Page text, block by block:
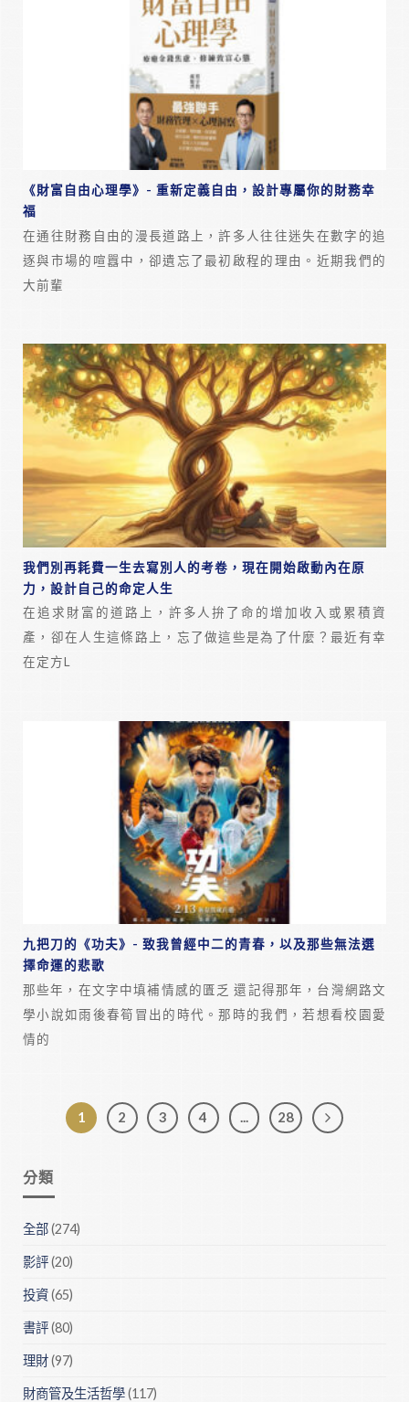
《財富自由心理學》- 重新定義自由，設計專屬你的財務幸
福
在通往財務自由的漫長道路上，許多人往往迷失在數字的追
逐與市場的喧囂中，卻遺忘了最初啟程的理由。近期我們的
大前輩
我們別再耗費一生去寫別人的考卷，現在開始啟動內在原
力，設計自己的命定人生
在追求財富的道路上，許多人拚了命的增加收入或累積資
產，卻在人生這條路上，忘了做這些是為了什麼？最近有幸
在定方L
九把刀的《功夫》- 致我曾經中二的青春，以及那些無法選
擇命運的悲歌
那些年，在文字中填補情感的匱乏 還記得那年，台灣網路文
學小說如雨後春筍冒出的時代。那時的我們，若想看校園愛
情的
1 2 3 4 ... 28
分類
全部(274)
影評(20)
投資(65)
書評(80)
理財(97)
財商管及生活哲學(117)